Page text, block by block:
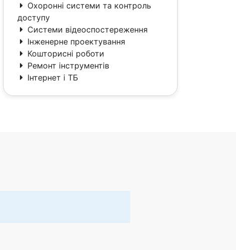
Охоронні системи та контроль
доступу
Системи відеоспостереження
Інженерне проектування
Кошторисні роботи
Ремонт інструментів
Інтернет і ТБ